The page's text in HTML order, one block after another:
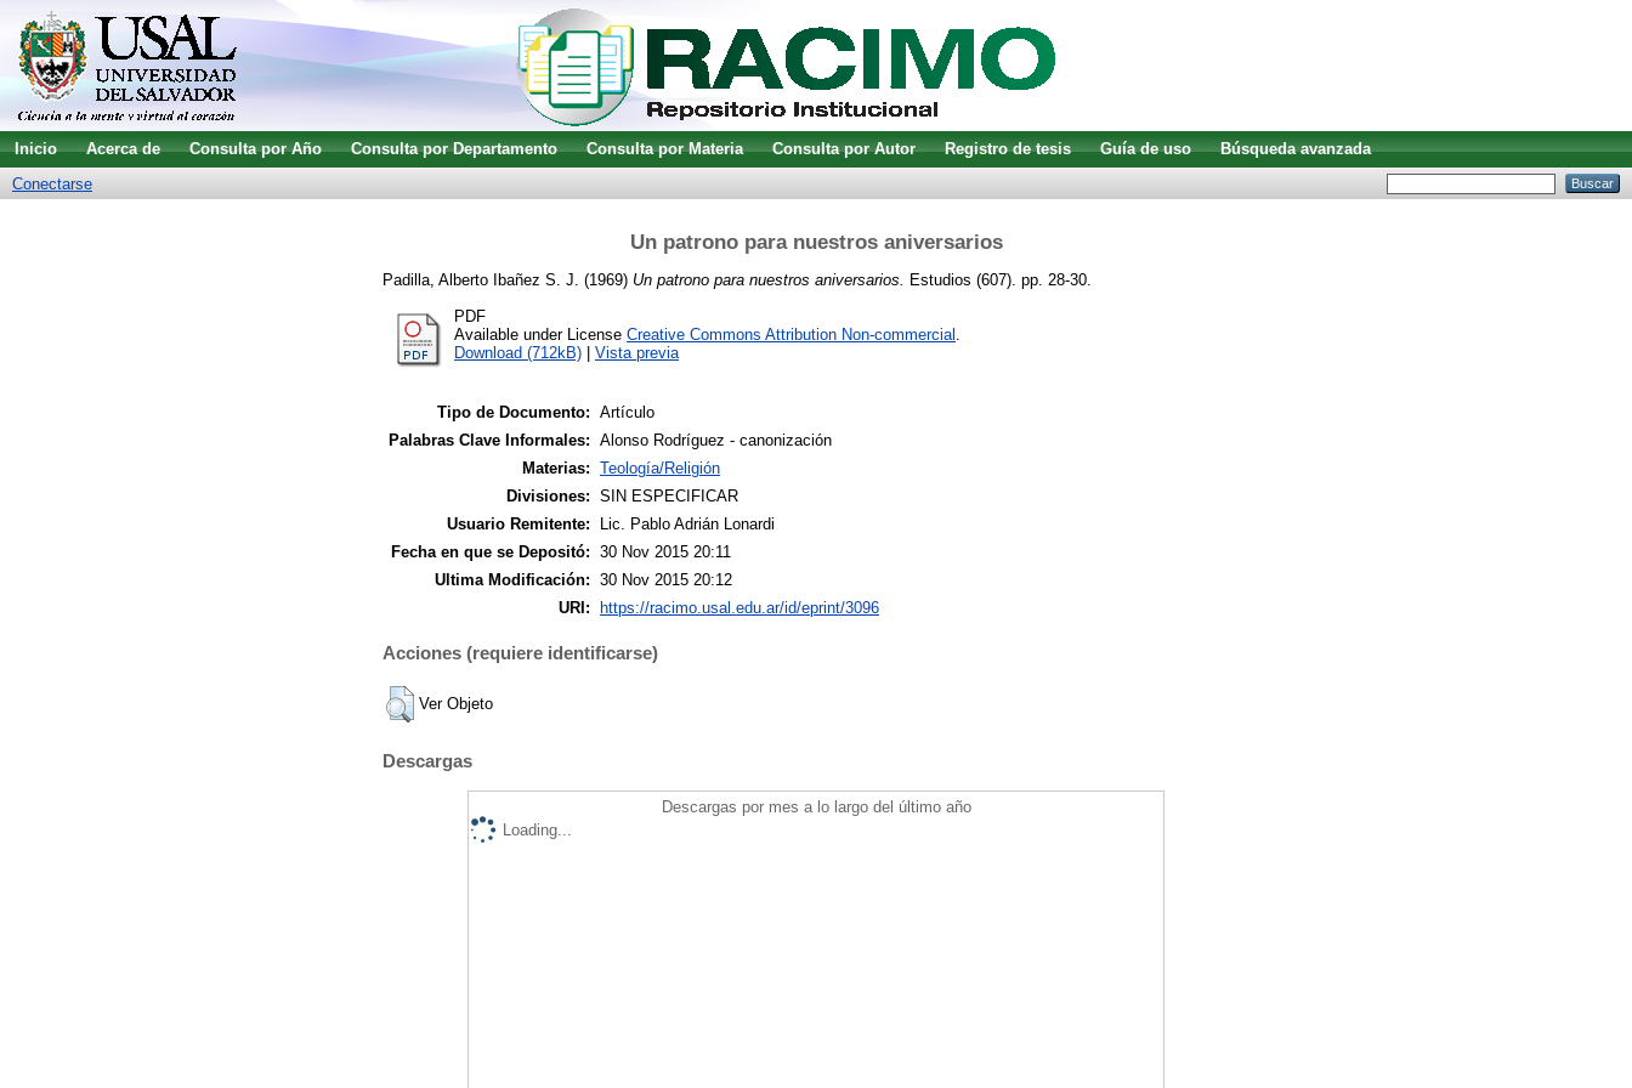
Inicio Acerca de Consulta por Año Consulta por Departamento Consulta por Materia Consulta por Autor Registro de tesis Guía de uso
Búsqueda avanzada
Conectarse
Un patrono para nuestros aniversarios
Padilla, Alberto Ibañez S. J. (1969) Un patrono para nuestros aniversarios. Estudios (607). pp. 28-30.
PDF
Available under License Creative Commons Attribution Non-commercial .
Download (712kB)
Vista previa
Tipo de Documento: Artículo
Palabras Clave Informales: Alonso Rodríguez - canonización
Materias: Teología/Religión
Divisiones: SIN ESPECIFICAR
Usuario Remitente:
Lic. Pablo Adrián Lonardi
Fecha en que se Depositó: 30 Nov 2015 20:11
Ultima Modificación: 30 Nov 2015 20:12
URI:
https://racimo.usal.edu.ar/id/eprint/3096
Acciones (requiere identificarse)
Ver Objeto
Descargas
Descargas por mes a lo largo del último año
Loading...